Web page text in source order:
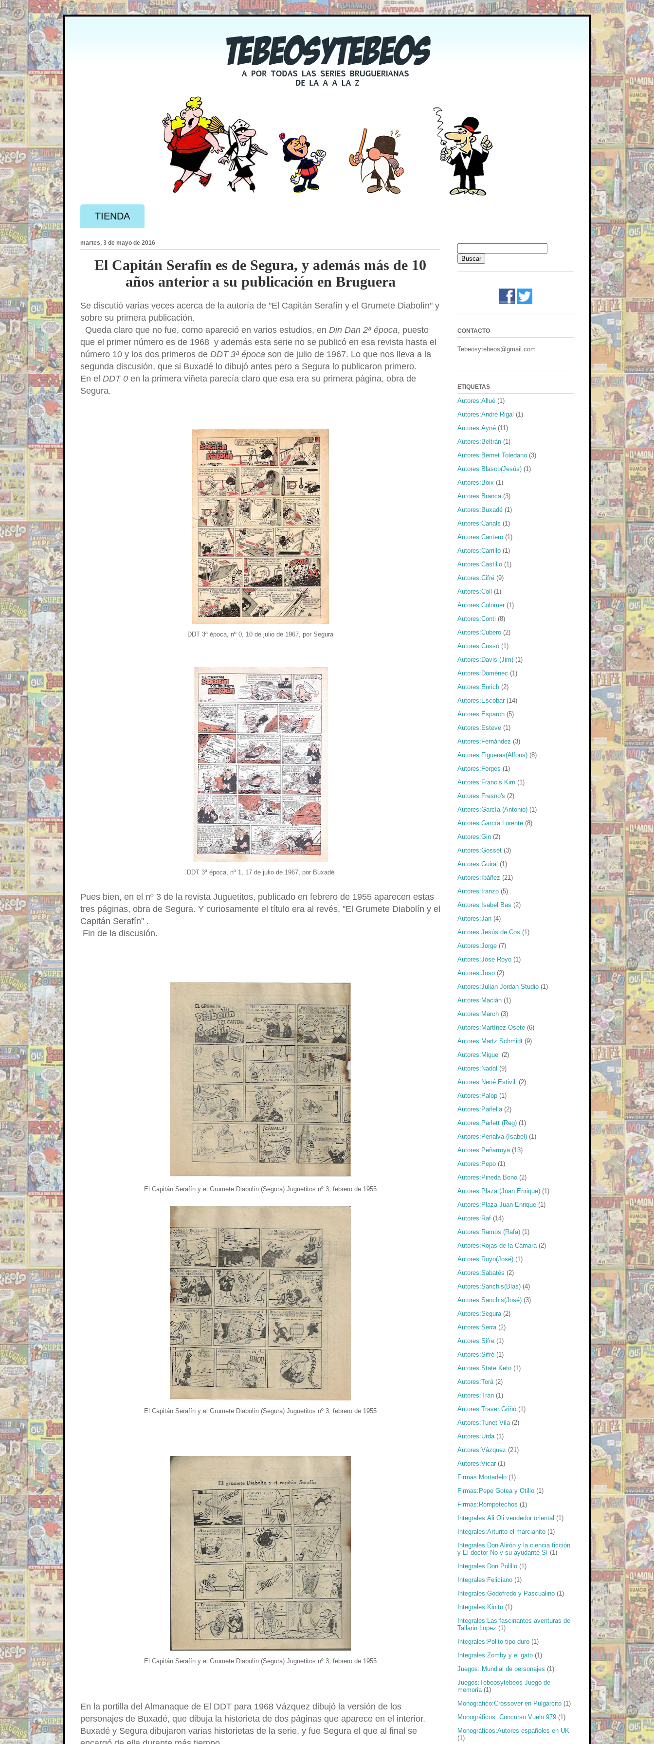
TIENDA
martes, 3 de mayo de 2016
El Capitán Serafín es de Segura, y además más de 10
años anterior a su publicación en Bruguera
Se discutió varias veces acerca de la autoría de "El Capitán Serafín y el Grumete Diabolín" y
sobre su primera publicación.
Queda claro que no fue, como apareció en varios estudios, en Din Dan 2ª época, puesto
que el primer número es de 1968 y además esta serie no se publicó en esa revista hasta el
número 10 y los dos primeros de DDT 3ª época son de julio de 1967. Lo que nos lleva a la
segunda discusión, que si Buxadé lo dibujó antes pero a Segura lo publicaron primero.
En el DDT 0 en la primera viñeta parecía claro que esa era su primera página, obra de
Segura.
DDT 3ª época, nº 0, 10 de julio de 1967, por Segura
DDT 3ª época, nº 1, 17 de julio de 1967, por Buxadé
Pues bien, en el nº 3 de la revista Juguetitos, publicado en febrero de 1955 aparecen estas
tres páginas, obra de Segura. Y curiosamente el título era al revés, "El Grumete Diabolín y el
Capitán Serafín" .
Fin de la discusión.
El Capitán Serafín y el Grumete Diabolín (Segura) Juguetitos nº 3, febrero de 1955
El Capitán Serafín y el Grumete Diabolín (Segura) Juguetitos nº 3, febrero de 1955
El Capitán Serafín y el Grumete Diabolín (Segura) Juguetitos nº 3, febrero de 1955
En la portilla del Almanaque de El DDT para 1968 Vázquez dibujó la versión de los
personajes de Buxadé, que dibuja la historieta de dos páginas que aparece en el interior.
Buxadé y Segura dibujaron varias historietas de la serie, y fue Segura el que al final se
CONTACTO
Tebeosytebeos@gmail.com
ETIQUETAS
Autores:Allué (1)
Autores:André Rigal (1)
Autores:Ayné (11)
Autores:Beltrán (1)
Autores:Bernet Toledano (3)
Autores:Blasco(Jesús) (1)
Autores:Boix (1)
Autores:Branca (3)
Autores:Buxadé (1)
Autores:Canals (1)
Autores:Cantero (1)
Autores:Carrillo (1)
Autores:Castillo (1)
Autores:Cifré (9)
Autores:Coll
(1)
Autores:Colomer (1)
Autores:Conti (8)
Autores:Cubero (2)
Autores:Cussó (1)
Autores:Davis (Jim) (1)
Autores:Domènec (1)
Autores:Enrich (2)
Autores:Escobar (14)
Autores:Esparch (5)
Autores:Esteve (1)
Autores:Fernández (3)
Autores:Figueras(Alfons) (8)
Autores:Forges (1)
Autores:Francis Kirn (1)
Autores:Fresno's (2)
Autores:García (Antonio) (1)
Autores:García Lorente (8)
Autores:Gin (2)
Autores:Gosset (3)
Autores:Guiral (1)
Autores:Ibáñez (21)
Autores:Iranzo (5)
Autores:Isabel Bas (2)
Autores:Jan (4)
Autores:Jesús de Cos (1)
Autores:Jorge (7)
Autores:Jose Royo (1)
Autores:Joso (2)
Autores:Julian Jordan Studio (1)
Autores:Macián (1)
Autores:March (3)
Autores:Martínez Osete (6)
Autores:Martz Schmidt (9)
Autores:Miguel (2)
Autores:Nadal (9)
Autores:Nené Estivill
(2)
Autores:Palop (1)
Autores:Pañella (2)
Autores:Parlett (Reg) (1)
Autores:Penalva (Isabel) (1)
Autores:Peñarroya (13)
Autores:Pepo (1)
Autores:Pineda Bono (2)
Autores:Plaza (Juan Enrique) (1)
Autores:Plaza Juan Enrique (1)
Autores:Raf (14)
Autores:Ramos (Rafa) (1)
Autores:Rojas de la Cámara (2)
Autores:Royo(José) (1)
Autores:Sabatés (2)
Autores:Sanchis(Blas) (4)
Autores:Sanchis(José) (3)
Autores:Segura (2)
Autores:Serra (2)
Autores:Sifre (1)
Autores:Sifré (1)
Autores:State Keto (1)
Autores:Torá (2)
Autores:Tran (1)
Autores:Traver Griñó (1)
Autores:Tunet Vila (2)
Autores:Urda (1)
Autores:Vázquez (21)
Autores:Vicar (1)
Firmas:Mortadelo (1)
Firmas:Pepe Gotea y Otilio (1)
Firmas:Rompetechos (1)
Integrales:Ali Oli vendedor oriental (1)
Integrales:Arturito el marcianito (1)
Integrales:Don Alirón y la ciencia ficción
y El doctor No y su ayudante Sí (1)
Integrales:Don Polillo (1)
Integrales:Feliciano (1)
Integrales:Godofredo y Pascualino (1)
Integrales:Kinito (1)
Integrales:Las fascinantes aventuras de
Tallarin Lopez (1)
Integrales:Polito tipo duro (1)
Integrales:Zomby y el gato (1)
Juegos: Mundial de personajes (1)
Juegos:Tebeosytebeos Juego de
memoria (1)
Monográfico:Crossover en Pulgarcito (1)
Monográficos: Concurso Vuelo 979 (1)
Monográficos:Autores españoles en UK
(1)